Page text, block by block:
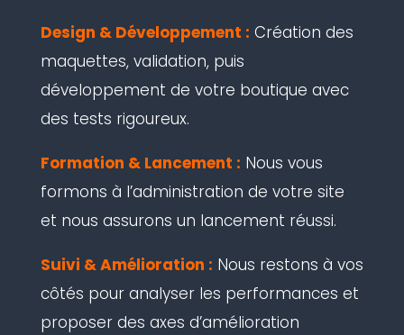
Design & Développement : Création des
maquettes, validation, puis
développement de votre boutique avec
des tests rigoureux.
Formation & Lancement : Nous vous
formons à l’administration de votre site
et nous assurons un lancement réussi.
Suivi & Amélioration : Nous restons à vos
côtés pour analyser les performances et
proposer des axes d’amélioration